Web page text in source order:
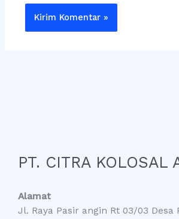
PT. CITRA KOLOSAL
Alamat
Jl. Raya Pasir angin Rt 03/03 Desa